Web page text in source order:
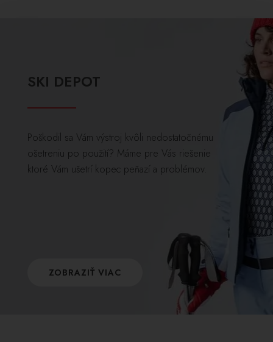
SKI DEPOT
Poškodil sa Vám výstroj kvôli nedostatočnému
ošetreniu po použití? Máme pre Vás riešenie
ktoré Vám ušetrí kopec peňazí a problémov.
ZOBRAZIŤ VIAC